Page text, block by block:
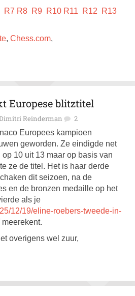
R7 R8 R9 R10 R11 R12
R13
, Chess.com,
Europese blitztitel
Reinderman 2
Europees kampioen
geworden. Ze eindigde net
10 uit 13 maar op basis van
ze de titel. Het is haar derde
dit seizoen, na de
en de bronzen medaille op het
als je
12/19/eline-roebers-tweede-in-
meerekent.
overigens wel zuur,